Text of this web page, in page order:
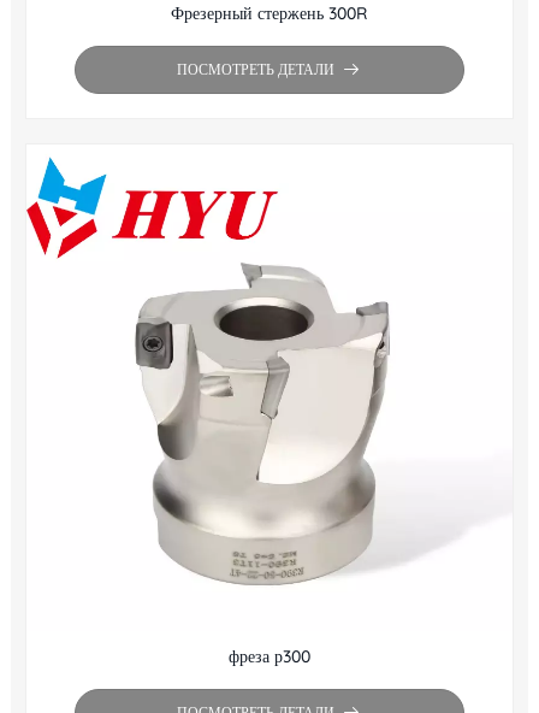
Фрезерный стержень 300R
ПОСМОТРЕТЬ ДЕТАЛИ
фреза р300